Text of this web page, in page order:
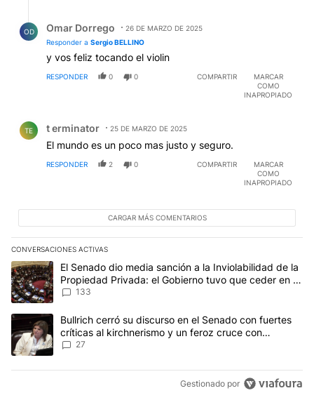
OD Omar Dorrego
26 DE MARZO DE 2025
Responder a Sergio BELLINO
y vos feliz tocando el violin
RESPONDER 0 0 COMPARTIR
MARCAR
COMO
INAPROPIADO
TE t erminator 25 DE MARZO DE 2025
El mundo es un poco mas justo y seguro.
RESPONDER 2 0 COMPARTIR
MARCAR
COMO
INAPROPIADO
CARGAR MÁS COMENTARIOS
CONVERSACIONES ACTIVAS
Este listado muestra los artículos con más comentarios en los
Un artículo de tendencia con el título "El Senado dio media
El Senado dio media sanción a la Inviolabilidad de la
Propiedad Privada: el Gobierno tuvo que ceder en la
Ley del Manejo del Fuego
133
Un artículo de tendencia con el título "Bullrich cerró su discurso
Bullrich cerró su discurso en el Senado con fuertes
críticas al kirchnerismo y un feroz cruce con
Capitanich al que le gritó “¡cállate!”
27
Gestionado por